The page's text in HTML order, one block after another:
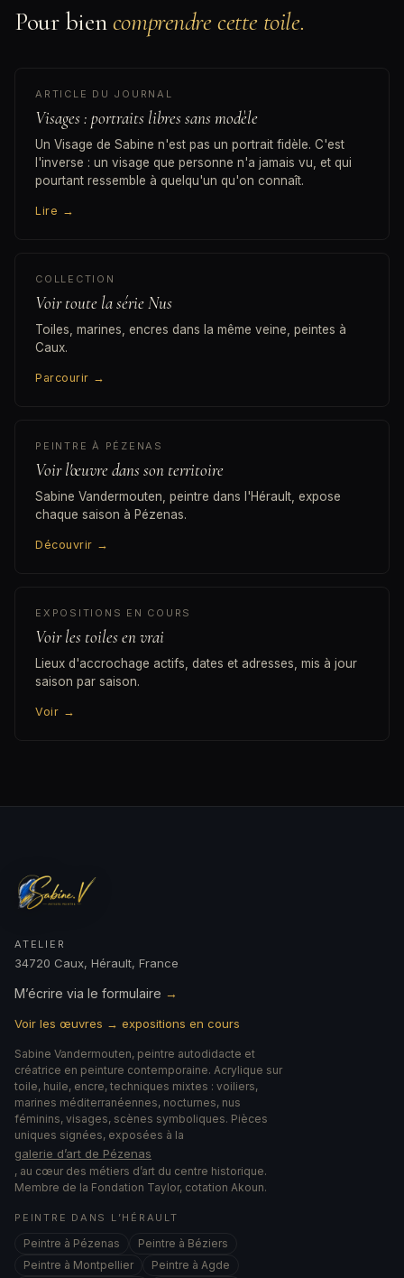
Pour biencomprendre cette toile.
ARTICLE DU JOURNAL
Visages : portraits libres sans modèle
Un Visage de Sabine n'est pas un portrait fidèle. C'est
l'inverse : un visage que personne n'a jamais vu, et qui
pourtant ressemble à quelqu'un qu'on connaît.
Lire →
COLLECTION
Voir toute la série Nus
Toiles, marines, encres dans la même veine, peintes à
Caux.
Parcourir →
PEINTRE À PÉZENAS
Voir l'œuvre dans son territoire
Sabine Vandermouten, peintre dans l'Hérault, expose
chaque saison à Pézenas.
Découvrir →
EXPOSITIONS EN COURS
Voir les toiles en vrai
Lieux d'accrochage actifs, dates et adresses, mis à jour
saison par saison.
Voir →
ATELIER
34720 Caux, Hérault, France
M’écrire via le formulaire →
Voir les œuvres → expositions en cours
Sabine Vandermouten, peintre autodidacte et
créatrice en peinture contemporaine. Acrylique sur
toile, huile, encre, techniques mixtes : voiliers,
marines méditerranéennes, nocturnes, nus
féminins, visages, scènes symboliques. Pièces
uniques signées, exposées à la
galerie d’art de Pézenas
, au cœur des métiers d’art du centre historique.
Membre de la Fondation Taylor, cotation Akoun.
PEINTRE DANS L’HÉRAULT
Peintre à Pézenas
Peintre à Béziers
Peintre à Montpellier
Peintre à Agde